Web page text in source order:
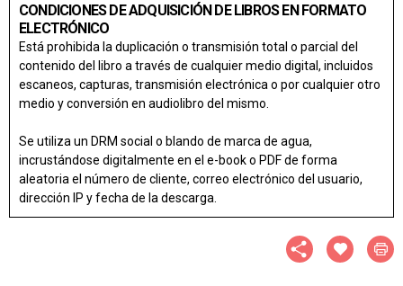
CONDICIONES DE ADQUISICIÓN DE LIBROS EN FORMATO
ELECTRÓNICO
Está prohibida la duplicación o transmisión total o parcial del
contenido del libro a través de cualquier medio digital, incluidos
escaneos, capturas, transmisión electrónica o por cualquier otro
medio y conversión en audiolibro del mismo.
Se utiliza un DRM social o blando de marca de agua,
incrustándose digitalmente en el e-book o PDF de forma
aleatoria el número de cliente, correo electrónico del usuario,
dirección IP y fecha de la descarga.